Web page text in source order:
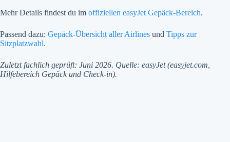
Mehr Details findest du im offiziellen easyJet Gepäck-Bereich.
Passend dazu: Gepäck-Übersicht aller Airlines und Tipps zur
Sitzplatzwahl.
Zuletzt fachlich geprüft: Juni 2026. Quelle: easyJet (easyjet.com,
Hilfebereich Gepäck und Check-in).